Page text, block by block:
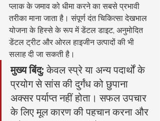
प्लाक के जमाव को धीमा करने का सबसे प्रभावी
तरीका माना जाता है। संपूर्ण दंत चिकित्सा देखभाल
योजना के हिस्से के रूप में डेंटल डाइट, अनुमोदित
डेंटल ट्रीट और ओरल हाइजीन उत्पादों की भी
सलाह दी जा सकती है।
मुख्य बिंदु: केवल स्प्रे या अन्य पदार्थों के
प्रयोग से सांस की दुर्गंध को छुपाना
अक्सर पर्याप्त नहीं होता। सफल उपचार
के लिए मूल कारण की पहचान करना और